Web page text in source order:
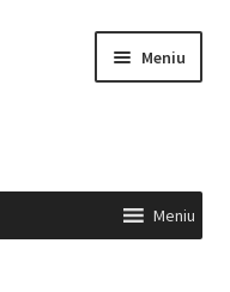
Meniu
Meniu